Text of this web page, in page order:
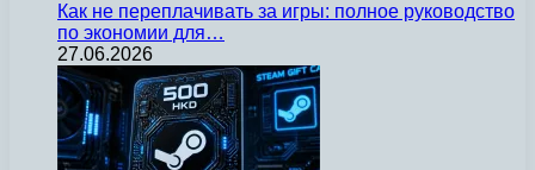
Как не переплачивать за игры: полное руководство
по экономии для…
27.06.2026